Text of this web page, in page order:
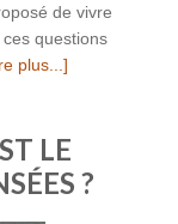
de vivre
questions
plus...]
LE
?